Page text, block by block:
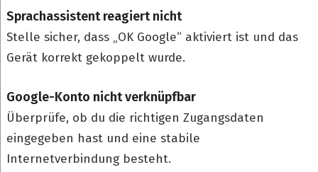
Sprachassistent reagiert nicht
Stelle sicher, dass „OK Google“ aktiviert ist und das
Gerät korrekt gekoppelt wurde.
Google-Konto nicht verknüpfbar
Überprüfe, ob du die richtigen Zugangsdaten
eingegeben hast und eine stabile
Internetverbindung besteht.